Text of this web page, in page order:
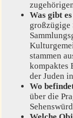
Was gibt
großzügige
stammen
kompaktes
der Juden
Wo
über die